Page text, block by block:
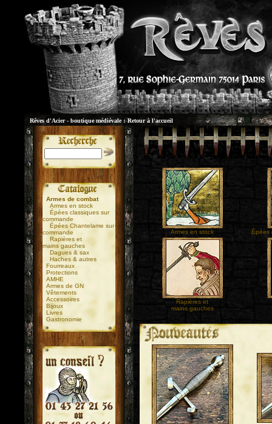
Rêves d'Acier - boutique médiévale : Retour à l'accueil
.
Armes de combat
Armes en stock
Épées classiques sur
commande
Épées Chantelame sur
commande
Rapières et
mains gauches
Dagues & sax
Haches & autres
Fourreaux
Protections
AMHE
Armes de GN
Vêtements
Accessoires
Bijoux
Livres
Gastronomie
.
Armes en stock Épées
Rapières et
mains gauches